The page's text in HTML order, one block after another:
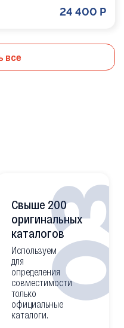
24 400 Р
все
Свыше 200
оригинальных
каталогов
Используем
для
определения
совместимости
только
официальные
каталоги.